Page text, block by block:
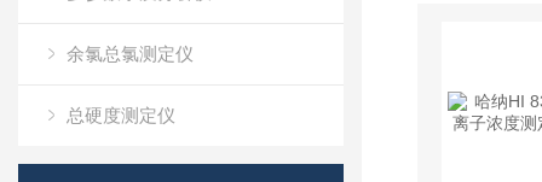
余氯总氯测定仪
总硬度测定仪